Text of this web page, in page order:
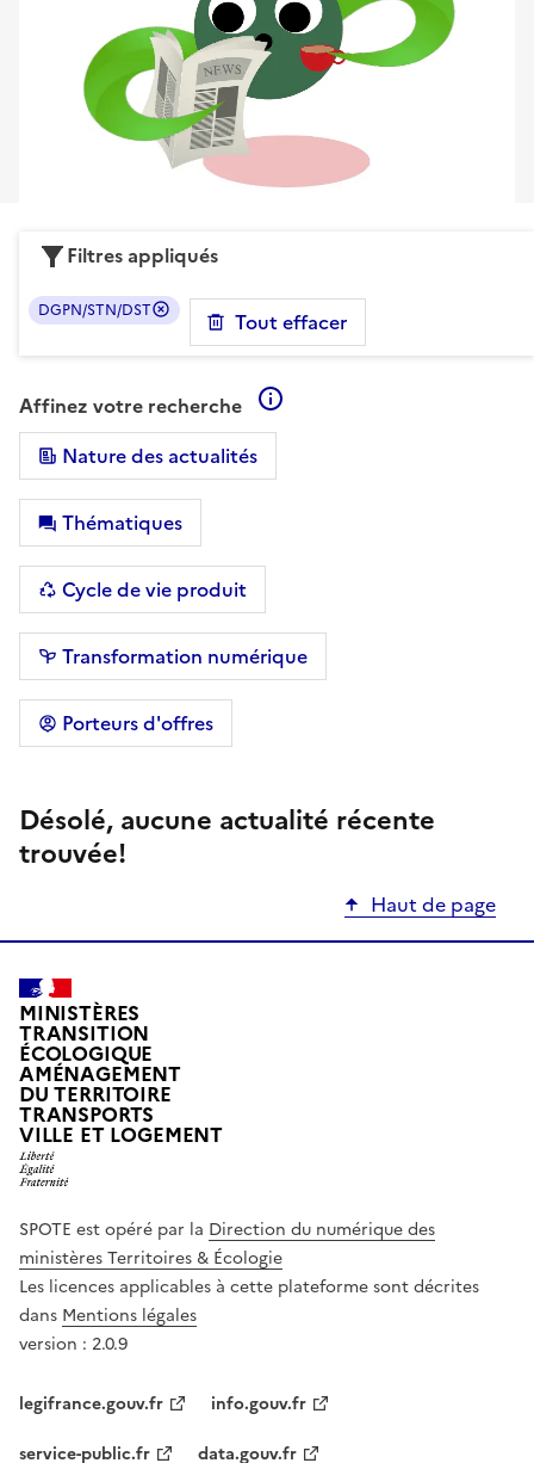
Filtres appliqués
DGPN/STN/DST Tout effacer
Affinez votre recherche
Nature des actualités
Thématiques
Cycle de vie produit
Transformation numérique
Porteurs d'offres
Désolé, aucune actualité récente
trouvée!
Haut de page
MINISTÈRES
TRANSITION
ÉCOLOGIQUE
AMÉNAGEMENT
DU TERRITOIRE
TRANSPORTS
VILLE ET LOGEMENT
SPOTE est opéré par la Direction du numérique des
ministères Territoires & Écologie
Les licences applicables à cette plateforme sont décrites
dans Mentions légales
version : 2.0.9
legifrance.gouv.fr
info.gouv.fr
service-public.fr
data.gouv.fr